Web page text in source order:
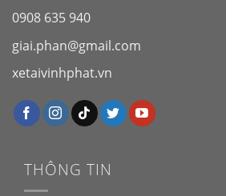
0908 635 940
giai.phan@gmail.com
xetaivinhphat.vn
THÔNG TIN